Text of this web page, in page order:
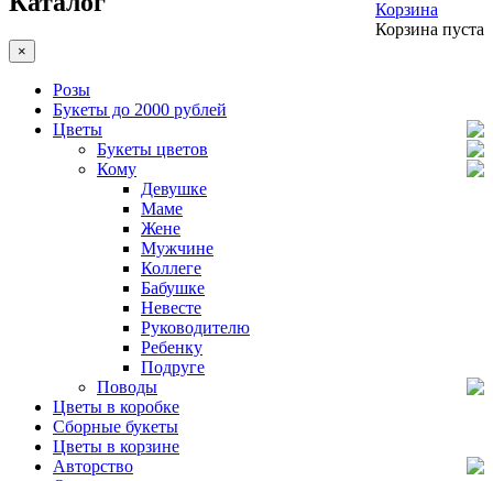
Корзина
Корзина пуста
×
Розы
Букеты до 2000 рублей
Цветы
Букеты цветов
Кому
Девушке
Маме
Жене
Мужчине
Коллеге
Бабушке
Невесте
Руководителю
Ребенку
Подруге
Поводы
Цветы в коробке
Сборные букеты
Цветы в корзине
Авторство